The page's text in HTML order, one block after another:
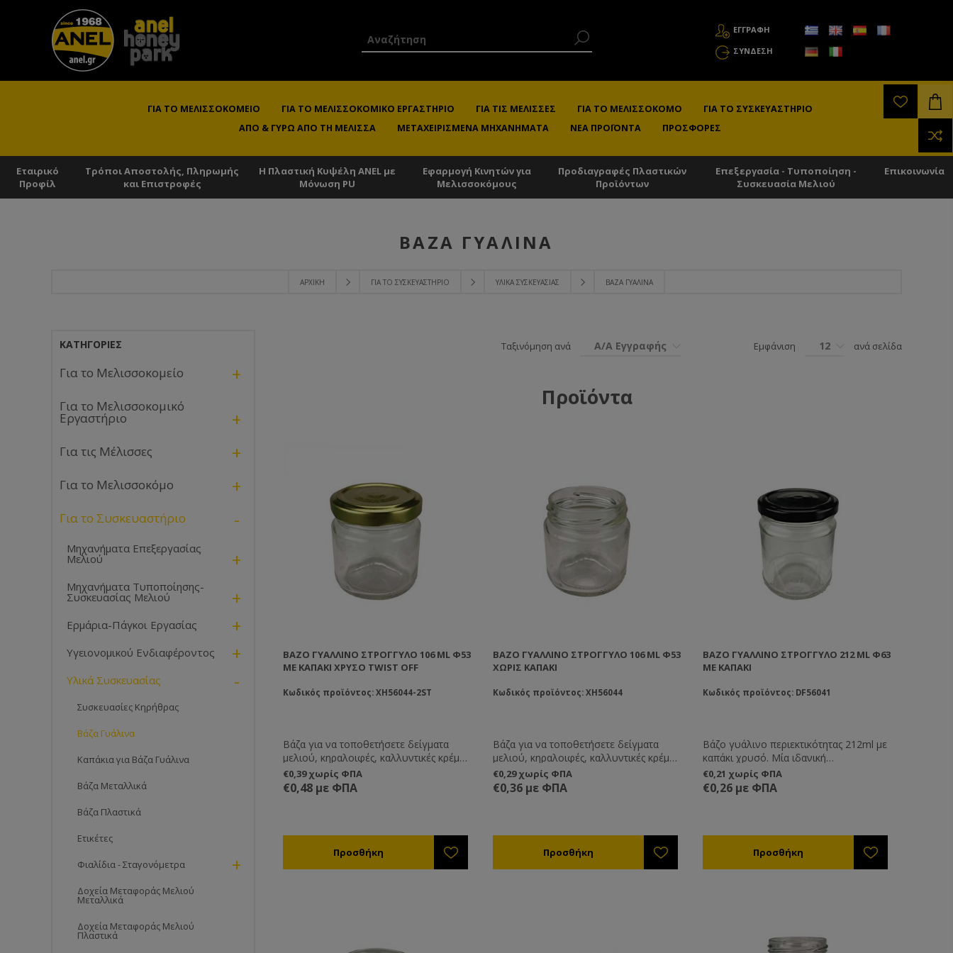
ΕΓΓΡΑΦΗ
ΣΎΝΔΕΣΗ
ΓΙΑ ΤΟ ΜΕΛΙΣΣΟΚΟΜΕΊΟ ΓΙΑ ΤΟ ΜΕΛΙΣΣΟΚΟΜΙΚΌ ΕΡΓΑΣΤΉΡΙΟ ΓΙΑ ΤΙΣ ΜΈΛΙΣΣΕΣ ΓΙΑ ΤΟ ΜΕΛΙΣΣΟΚΌΜΟ
ΓΙΑ ΤΟ ΣΥΣΚΕΥΑΣΤΉΡΙΟ
ΑΠΌ & ΓΎΡΩ ΑΠΌ ΤΗ ΜΈΛΙΣΣΑ
ΜΕΤΑΧΕΙΡΙΣΜΈΝΑ ΜΗΧΑΝΉΜΑΤΑ ΝΈΑ ΠΡΟΪΌΝΤΑ ΠΡΟΣΦΟΡΈΣ
Εταιρικό
Προφίλ
Τρόποι Αποστολής, Πληρωμής
και Επιστροφές
Η Πλαστική Κυψέλη ANEL με
Μόνωση PU
Εφαρμογή Κινητών για
Μελισσοκόμους
Προδιαγραφές Πλαστικών
Προϊόντων
Επεξεργασία - Τυποποίηση -
Συσκευασία Μελιού
Επικοινωνία
ΑΡΧΙΚΉ ΓΙΑ ΤΟ ΣΥΣΚΕΥΑΣΤΉΡΙΟ ΥΛΙΚΆ ΣΥΣΚΕΥΑΣΊΑΣ ΒΆΖΑ ΓΥΆΛΙΝΑ
ΒΆΖΑ ΓΥΆΛΙΝΑ
Ταξινόμηση ανά Α/Α Εγγραφής Εμφάνιση 12 ανά σελίδα
Προϊόντα
ΒΆΖΟ ΓΥΆΛΛΙΝΟ ΣΤΡΟΓΓΥΛΌ 106 ML Φ53
ΜΕ ΚΑΠΆΚΙ ΧΡΥΣΌ TWIST OFF
Κωδικός προϊόντος: XH56044-2ST
Βάζα για να τοποθετήσετε δείγματα
μελιού, κηραλοιφές, καλλυντικές κρέμες
ή για οποιαδήποτε άλλη χρήση εσείς
επιθυμείτε.
€0,39 χωρίς ΦΠΑ
€0,48 με ΦΠΑ
ΒΆΖΟ ΓΥΆΛΛΙΝΟ ΣΤΡΟΓΓΥΛΌ 106 ML Φ53
ΧΩΡΊΣ ΚΑΠΆΚΙ
Κωδικός προϊόντος: XH56044
Βάζα για να τοποθετήσετε δείγματα
μελιού, κηραλοιφές, καλλυντικές κρέμες
ή για οποιαδήποτε άλλη χρήση εσείς
επιθυμείτε.
€0,29 χωρίς ΦΠΑ
€0,36 με ΦΠΑ
ΒΆΖΟ ΓΥΆΛΛΙΝΟ ΣΤΡΟΓΓΥΛΌ 212 ML Φ63
ΜΕ ΚΑΠΑΚΙ
Κωδικός προϊόντος: DF56041
Βάζο γυάλινο περιεκτικότητας 212ml με
καπάκι χρυσό. Μία ιδανική
περιεκτικότητα για να συσκευάζετε και
να αποθηκεύετε μικρές ποσότητες
μελιού ή για την παρασκευή
€0,21 χωρίς ΦΠΑ
€0,26 με ΦΠΑ
ΚΑΤΗΓΟΡΊΕΣ
Για το Μελισσοκομείο +
Για το Μελισσοκομικό
Εργαστήριο +
Για τις Μέλισσες +
Για το Μελισσοκόμο +
Για το Συσκευαστήριο -
Μηχανήματα Επεξεργασίας
Μελιού +
Μηχανήματα Τυποποίησης-
Συσκευασίας Μελιού +
Ερμάρια-Πάγκοι Εργασίας +
Υγειονομικού Ενδιαφέροντος +
Υλικά Συσκευασίας -
Συσκευασίες Κηρήθρας
Βάζα Γυάλινα
Καπάκια για Βάζα Γυάλινα
Βάζα Μεταλλικά
Βάζα Πλαστικά
Ετικέτες
Φιαλίδια - Σταγονόμετρα +
Δοχεία Μεταφοράς Μελιού
Μεταλλικά
Δοχεία Μεταφοράς Μελιού
Πλαστικά